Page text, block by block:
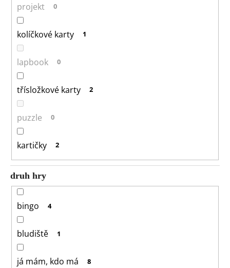
projekt 0
kolíčkové karty 1
lapbook 0
třísložkové karty 2
puzzle 0
kartičky 2
druh hry
bingo 4
bludiště 1
já mám, kdo má 8